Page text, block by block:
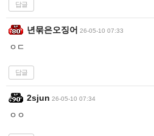
답글
년묶은오징어 26-05-10 07:33
ㅇㄷ
답글
2sjun 26-05-10 07:34
ㅇㅇ